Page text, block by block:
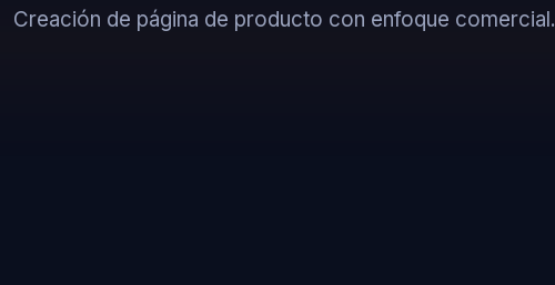
Creación de página de producto con enfoque comercial.